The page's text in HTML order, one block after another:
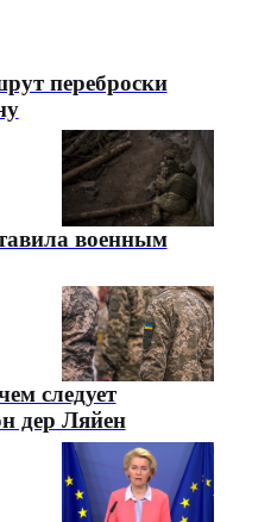
переброски
военным
следует
дер Ляйен